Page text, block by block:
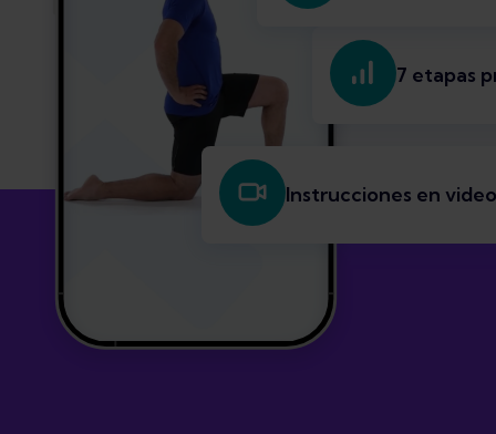
7 etapas
Instrucciones en video